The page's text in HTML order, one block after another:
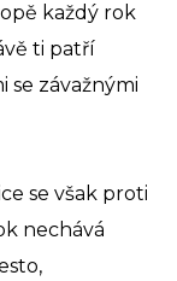
každý rok
ti patří
se závažnými
se však proti
nechává